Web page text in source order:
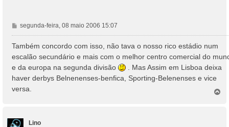
M
e
a
g
e
m
segunda-feira, 08 maio 2006 15:07
Também concordo com isso, não tava o nosso rico estádio num
escalão secundário e mais com o melhor centro comercial do
e da europa na segunda divisão
. Mas Assim em Lisboa deixa
haver derbys Belnenenses-benfica, Sporting-Belenenses e vice
versa.
Lino